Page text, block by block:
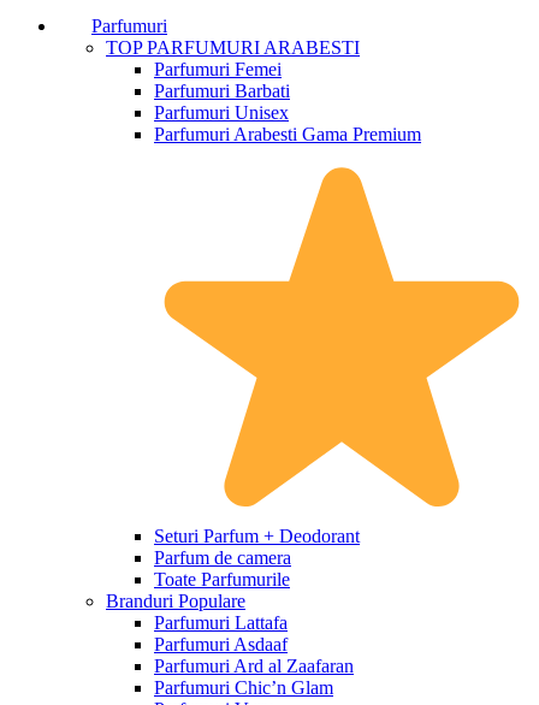
Parfumuri
TOP PARFUMURI ARABESTI
Parfumuri Femei
Parfumuri Barbati
Parfumuri Unisex
Parfumuri Arabesti Gama Premium
Seturi Parfum + Deodorant
Parfum de camera
Toate Parfumurile
Branduri Populare
Parfumuri Lattafa
Parfumuri Asdaaf
Parfumuri Ard al Zaafaran
Parfumuri Chic’n Glam